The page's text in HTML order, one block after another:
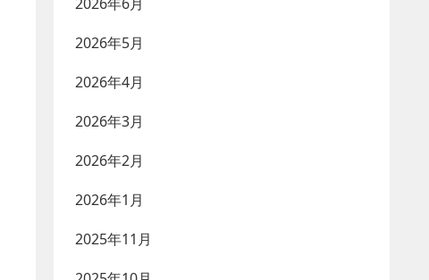
2026年6月
2026年5月
2026年4月
2026年3月
2026年2月
2026年1月
2025年11月